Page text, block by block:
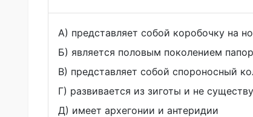
А) представляет собой коробочку на
Б) является половым поколением
В) представляет собой спороносный
Г) развивается из зиготы и не
Д) имеет архегонии и антеридии